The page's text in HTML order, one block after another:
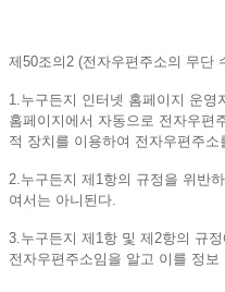
제50조의2 (전자우편주소의 무단
1.누구든지 인터넷 홈페이지 운영
홈페이지에서 자동으로 전자우편
적 장치를 이용하여 전자우편주소
2.누구든지 제1항의 규정을 위반
여서는 아니된다.
3.누구든지 제1항 및 제2항의 규
전자우편주소임을 알고 이를 정